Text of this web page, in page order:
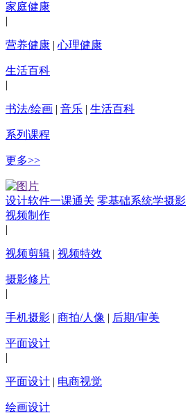
家庭健康
|
营养健康 | 心理健康
生活百科
|
书法/绘画 | 音乐 | 生活百科
系列课程
更多>>
设计软件一课通关 零基础系统学摄影
视频制作
|
视频剪辑 | 视频特效
摄影修片
|
手机摄影 | 商拍/人像 | 后期/审美
平面设计
|
平面设计 | 电商视觉
绘画设计